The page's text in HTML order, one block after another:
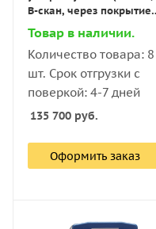
В-скан, через покрытие)
с поверкой
Товар в наличии.
Количество товара: 8
шт. Срок отгрузки с
поверкой: 4-7 дней
135 700 руб.
Оформить заказ